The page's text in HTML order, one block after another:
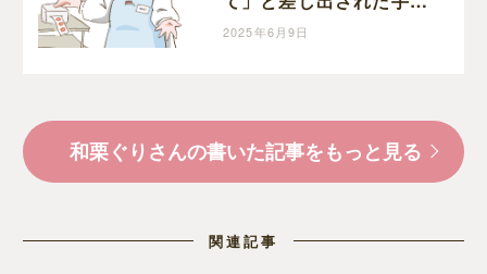
反射的に自分の手を重ね
2025年6月9日
和栗ぐりさんの書いた記事をもっと見る
関連記事